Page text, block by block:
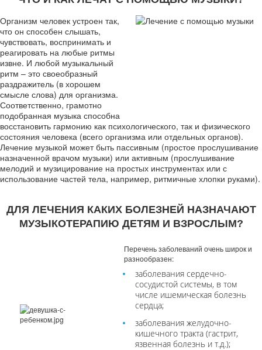
Организм человек устроен так,
что он способен слышать,
чувствовать, воспринимать и
реагировать на любые ритмы
извне. И любой музыкальный
ритм – это своеобразный
раздражитель (в хорошем
смысле слова) для организма.
Соответственно, грамотно
подобранная музыка способна
восстановить гармонию как психологического, так и физического
состояния человека (всего организма или отдельных органов).
Лечение музыкой может быть пассивным (простое прослушивание
назначенной врачом музыки) или активным (прослушивание
мелодий и музицирование на простых инструментах или с
использование частей тела, например, ритмичные хлопки руками).
ДЛЯ ЛЕЧЕНИЯ КАКИХ БОЛЕЗНЕЙ НАЗНАЧАЮТ
МУЗЫКОТЕРАПИЮ ДЕТЯМ И ВЗРОСЛЫМ?
Перечень заболеваний очень широк и
разнообразен:
заболевания сердечно-
сосудистой системы, в том
числе ишемическая болезнь
сердца;
заболевания желудочно-
кишечного тракта (гастрит,
язвенная болезнь и т.д.);